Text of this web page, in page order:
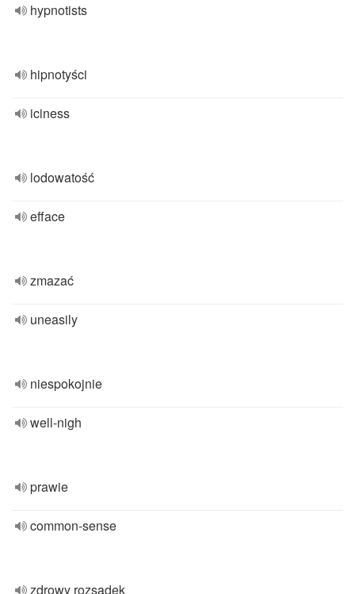
hypnotists
hipnotyści
iciness
lodowatość
efface
zmazać
uneasily
niespokojnie
well-nigh
prawie
common-sense
zdrowy rozsądek